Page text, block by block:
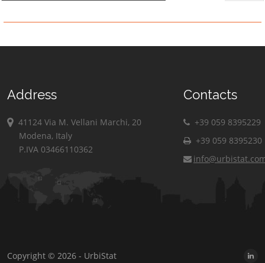
Address
41124 Via M. Vellani Marchi, 20
Modena, Italy
P.IVA 03466110362
Contacts
+39 059 8395229
+39 059 8395230
Copyright © 2026 - UrbiStat